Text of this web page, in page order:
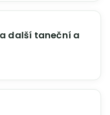
další taneční a